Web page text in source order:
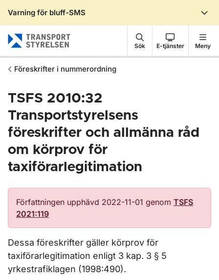
Varning för bluff-SMS
Sök E-tjänster Meny
Föreskrifter i nummerordning
TSFS 2010:32
Transportstyrelsens
föreskrifter och allmänna råd
om körprov för
taxiförarlegitimation
Författningen upphävd 2022-11-01 genom TSFS
2021:119
Dessa föreskrifter gäller körprov för
taxiförarlegitimation enligt 3 kap. 3 § 5
yrkestrafiklagen (1998:490).